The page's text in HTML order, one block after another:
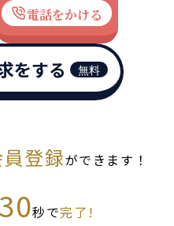
電話をかける
をする 無料
登録ができます！
30秒で完了!